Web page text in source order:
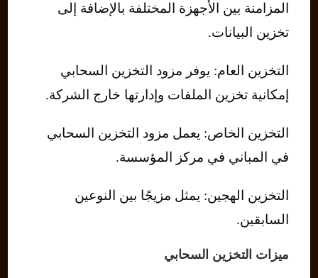
المزامنة بين الأجهزة المختلفة بالإضافة إلى
تخزين البيانات.
التخزين العام: يوفر مزود التخزين السحابي
إمكانية تخزين الملفات وإدارتها خارج الشركة.
التخزين الخاص: يعمل مزود التخزين السحابي
في المباني في مركز المؤسسة.
التخزين الهجين: يمثل مزيجًا بين النوعين
السابقين.
ميزات التخزين السحابي